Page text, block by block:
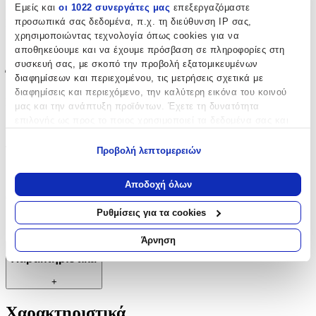
Εμείς και οι 1022 συνεργάτες μας επεξεργαζόμαστε
προσωπικά σας δεδομένα, π.χ. τη διεύθυνση IP σας,
χρησιμοποιώντας τεχνολογία όπως cookies για να
αποθηκεύουμε και να έχουμε πρόσβαση σε πληροφορίες στη
συσκευή σας, με σκοπό την προβολή εξατομικευμένων
διαφημίσεων και περιεχομένου, τις μετρήσεις σχετικά με
διαφημίσεις και περιεχόμενο, την καλύτερη εικόνα του κοινού
μας και την ανάπτυξη προϊόντων. Έχετε τη δυνατότητα
Να συλλέξουμε πληροφορίες σχετικά με τη γεωγραφική
σας τοποθεσία, οι οποίες μπορεί να είναι ακριβείς σε
απόσταση μερικών μέτρων
Να αναγνωρίσουμε τη συσκευή σας σαρώνοντας ενεργά
για συγκεκριμένα χαρακτηριστικά (δακτυλικό αποτύπωμα)
Μάθετε περισσότερα σχετικά με τον τρόπο επεξεργασίας των
προσωπικών σας δεδομένων και καθορίστε τις προτιμήσεις σας
ενότητα “Λεπτομέρειες”
Δήλωση Cookies.
Προβολή λεπτομερειών
Αποδοχή όλων
Ρυθμίσεις για τα cookies
Άρνηση
Σετ:
Όχι
Έξτρα Χαρακτηριστικά
Νυφικά :
Όχι
Καρφωτά
Clip:
Όχι
Χαρακτηριστικά
+